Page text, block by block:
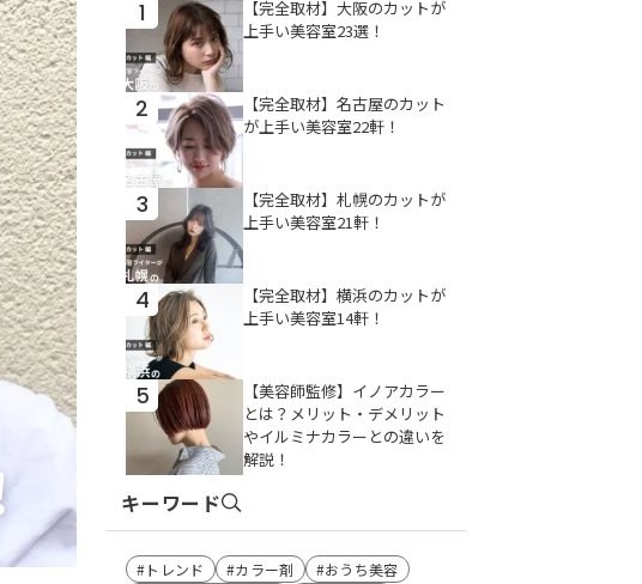
1
【完全取材】大阪のカットが
上手い美容室23選！
2
【完全取材】名古屋のカット
が上手い美容室22軒！
3
【完全取材】札幌のカットが
上手い美容室21軒！
4
【完全取材】横浜のカットが
上手い美容室14軒！
5
【美容師監修】イノアカラー
とは？メリット・デメリット
やイルミナカラーとの違いを
解説！
キーワード
トレンド カラー剤
おうち美容